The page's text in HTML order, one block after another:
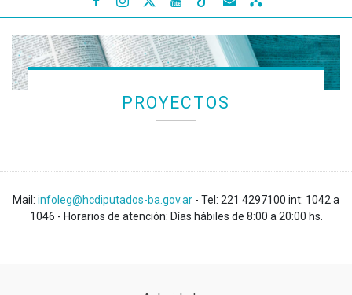
PROYECTOS
Mail: infoleg@hcdiputados-ba.gov.ar - Tel: 221 4297100 int: 1042 a
1046 - Horarios de atención: Días hábiles de 8:00 a 20:00 hs.